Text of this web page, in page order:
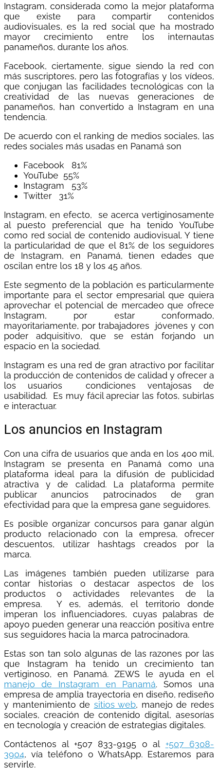
Instagram, considerada como la mejor plataforma
que existe para compartir contenidos
audiovisuales, es la red social que ha mostrado
mayor crecimiento entre los internautas
panameños, durante los años.
Facebook, ciertamente, sigue siendo la red con
más suscriptores, pero las fotografías y los vídeos,
que conjugan las facilidades tecnológicas con la
creatividad de las nuevas generaciones de
panameños, han convertido a Instagram en una
tendencia.
De acuerdo con el ranking de medios sociales, las
redes sociales más usadas en Panamá son
Facebook 81%
YouTube 55%
Instagram 53%
Twitter 31%
Instagram, en efecto, se acerca vertiginosamente
al puesto preferencial que ha tenido YouTube
como red social de contenido audiovisual. Y tiene
la particularidad de que el 81% de los seguidores
de Instagram, en Panamá, tienen edades que
oscilan entre los 18 y los 45 años.
Este segmento de la población es particularmente
importante para el sector empresarial que quiera
aprovechar el potencial de mercadeo que ofrece
Instagram, por estar conformado,
mayoritariamente, por trabajadores jóvenes y con
poder adquisitivo, que se están forjando un
espacio en la sociedad.
Instagram es una red de gran atractivo por facilitar
la producción de contenidos de calidad y ofrecer a
los usuarios condiciones ventajosas de
usabilidad. Es muy fácil apreciar las fotos, subirlas
e interactuar.
Los anuncios en Instagram
Con una cifra de usuarios que anda en los 400 mil,
Instagram se presenta en Panamá como una
plataforma ideal para la difusión de publicidad
atractiva y de calidad. La plataforma permite
publicar anuncios patrocinados de gran
efectividad para que la empresa gane seguidores.
Es posible organizar concursos para ganar algún
producto relacionado con la empresa, ofrecer
descuentos, utilizar hashtags creados por la
marca.
Las imágenes también pueden utilizarse para
contar historias o destacar aspectos de los
productos o actividades relevantes de la
empresa. Y es, además, el territorio donde
imperan los influenciadores, cuyas palabras de
apoyo pueden generar una reacción positiva entre
sus seguidores hacia la marca patrocinadora.
Estas son tan solo algunas de las razones por las
que Instagram ha tenido un crecimiento tan
vertiginoso, en Panamá. ZEWS le ayuda en el
manejo de Instagram en Panamá. Somos una
empresa de amplia trayectoria en diseño, rediseño
y mantenimiento de sitios web, manejo de redes
sociales, creación de contenido digital, asesorías
en tecnología y creación de estrategias digitales.
Contáctenos al +507 833-9195 o al +507 6308-
3904, vía teléfono o WhatsApp. Estaremos para
servirle.